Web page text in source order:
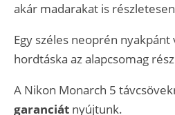
akár madarakat is
Egy széles neoprén
hordtáska az alapcsomag
A Nikon Monarch 5
garanciát nyújtunk.